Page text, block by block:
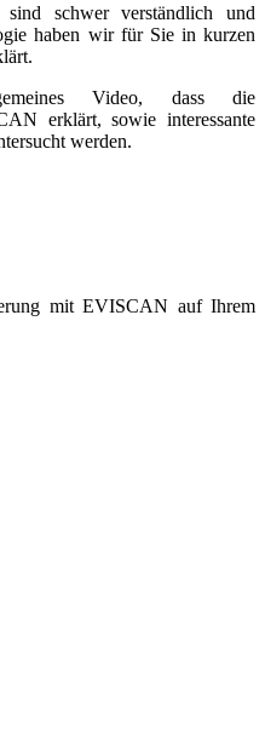
schwer verständlich und
haben wir für Sie in kurzen
Video, dass die
erklärt, sowie interessante
werden.
mit EVISCAN auf Ihrem